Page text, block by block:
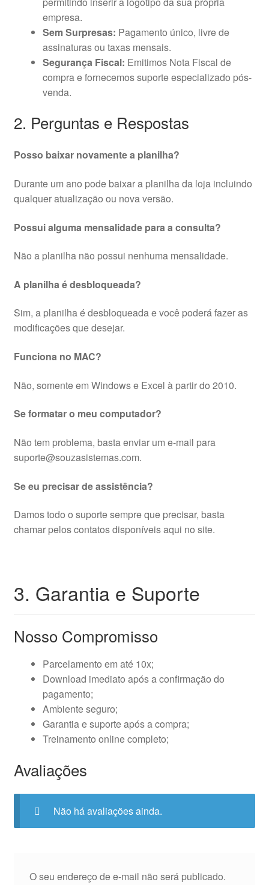
empresa.
Sem Surpresas: Pagamento único, livre de
assinaturas ou taxas mensais.
Segurança Fiscal: Emitimos Nota Fiscal de
compra e fornecemos suporte especializado pós-
venda.
2. Perguntas e Respostas
Posso baixar novamente a planilha?
Durante um ano pode baixar a planilha da loja incluindo
qualquer atualização ou nova versão.
Possui alguma mensalidade para a consulta?
Não a planilha não possui nenhuma mensalidade.
A planilha é desbloqueada?
Sim, a planilha é desbloqueada e você poderá fazer as
modificações que desejar.
Funciona no MAC?
Não, somente em Windows e Excel à partir do 2010.
Se formatar o meu computador?
Não tem problema, basta enviar um e-mail para
suporte@souzasistemas.com.
Se eu precisar de assistência?
Damos todo o suporte sempre que precisar, basta
chamar pelos contatos disponíveis aqui no site.
3. Garantia e Suporte
Nosso Compromisso
Parcelamento em até 10x;
Download imediato após a confirmação do
pagamento;
Ambiente seguro;
Garantia e suporte após a compra;
Treinamento online completo;
Avaliações
Não há avaliações ainda.
O seu endereço de e-mail não será publicado.